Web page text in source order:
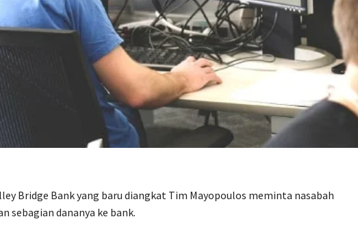
Bridge Bank yang baru diangkat Tim Mayopoulos meminta nasabah
sebagian dananya ke bank.